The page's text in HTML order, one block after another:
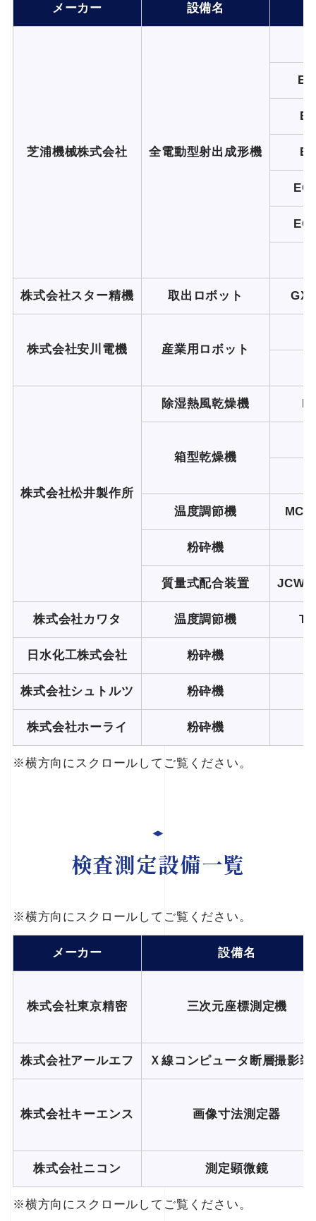
メーカー 設備名
芝浦機械株式会社 全電動型射出成形機
株式会社スター精機 取出ロボット
株式会社安川電機 産業用ロボット
株式会社松井製作所
除湿熱風乾燥機
箱型乾燥機
温度調節機
粉砕機
質量式配合装置
株式会社カワタ 温度調節機
日水化工株式会社 粉砕機
株式会社シュトルツ 粉砕機
株式会社ホーライ 粉砕機
※横方向にスクロールしてご覧ください。
検査測定設備一覧
※横方向にスクロールしてご覧ください。
メーカー 設備名
株式会社東京精密 三次元座標測定機
株式会社アールエフ Ｘ線コンピュータ断層撮影装
株式会社キーエンス 画像寸法測定器
株式会社ニコン 測定顕微鏡
※横方向にスクロールしてご覧ください。